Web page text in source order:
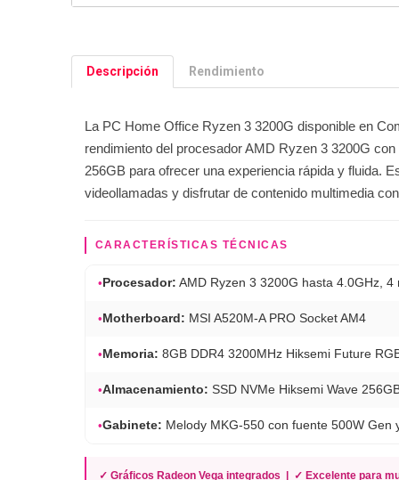
Descripción Rendimiento
La PC Home Office Ryzen 3 3200G disponible en
rendimiento del procesador AMD Ryzen 3 3200G
256GB para ofrecer una experiencia rápida y fluida.
videollamadas y disfrutar de contenido multimedia
CARACTERÍSTICAS TÉCNICAS
• Procesador: AMD Ryzen 3 3200G hasta 4.0GHz, 4
• Motherboard: MSI A520M-A PRO Socket AM4
• Memoria: 8GB DDR4 3200MHz Hiksemi Future
•Almacenamiento: SSD NVMe Hiksemi Wave
•Gabinete: Melody MKG-550 con fuente 500W Gen
✓ Gráficos Radeon Vega integrados | ✓ Excelente para